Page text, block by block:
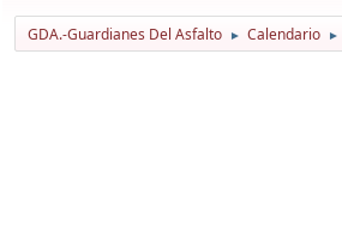
GDA.-Guardianes Del Asfalto ► Calendario ►